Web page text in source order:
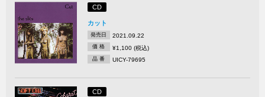
CD
カット
発売日 2021.09.22
価 格 ¥1,100 (税込)
品 番 UICY-79695
CD